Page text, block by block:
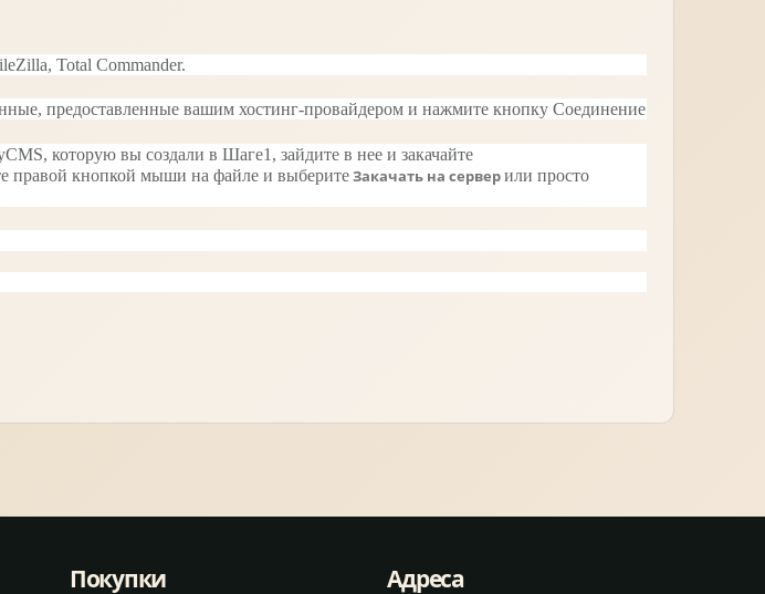
Total Commander.
предоставленные вашим хостинг-провайдером и нажмите кнопку Соединение
которую вы создали в Шаге1, зайдите в нее и закачайте
правой кнопкой мыши на файле и выберитеЗакачать на серверили просто
Покупки Адреса